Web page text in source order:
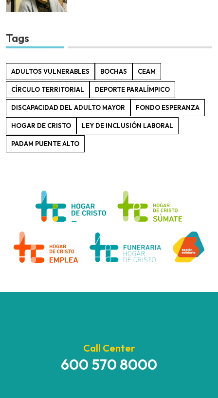
Tags
ADULTOS VULNERABLES BOCHAS CEAM
CÍRCULO TERRITORIAL DEPORTE PARALÍMPICO
DISCAPACIDAD DEL ADULTO MAYOR FONDO ESPERANZA
HOGAR DE CRISTO LEY DE INCLUSIÓN LABORAL
PADAM PUENTE ALTO
Call Center
600 570 8000